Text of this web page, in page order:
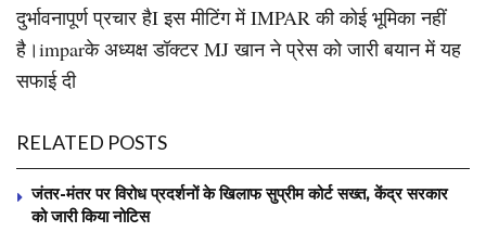
दुर्भावनापूर्ण प्रचार हैI इस मीटिंग में IMPAR की कोई भूमिका नहीं
है।imparके अध्यक्ष डॉक्टर MJ खान ने प्रेस को जारी बयान में यह
सफाई दी
RELATED POSTS
जंतर-मंतर पर विरोध प्रदर्शनों के खिलाफ सुप्रीम कोर्ट सख्त, केंद्र सरकार
को जारी किया नोटिस